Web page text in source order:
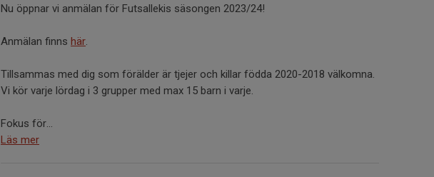
Nu öppnar vi anmälan för Futsallekis säsongen 2023/24!
Anmälan finns här.
Tillsammas med dig som förälder är tjejer och killar födda 2020-2018 välkomna.
Vi kör varje lördag i 3 grupper med max 15 barn i varje.
Fokus för...
Läs mer